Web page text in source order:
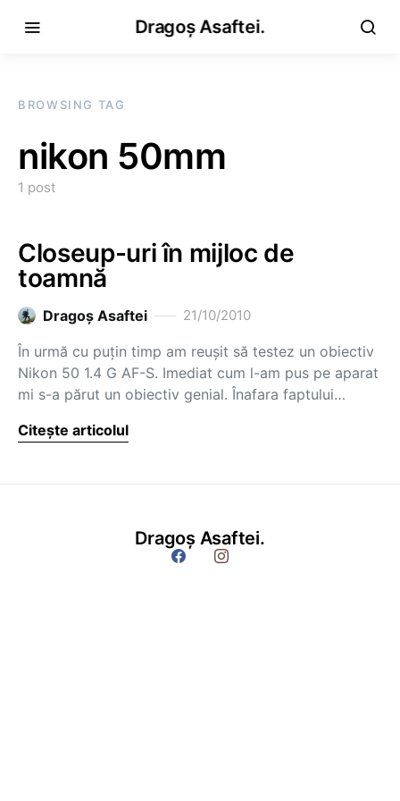
Dragoș Asaftei.
BROWSING TAG
nikon 50mm
1 post
Closeup-uri în mijloc de
toamnă
Dragoş Asaftei 21/10/2010
În urmă cu puţin timp am reuşit să testez un obiectiv
Nikon 50 1.4 G AF-S. Imediat cum l-am pus pe aparat
mi s-a părut un obiectiv genial. Înafara faptului…
Citește articolul
Dragoș Asaftei.